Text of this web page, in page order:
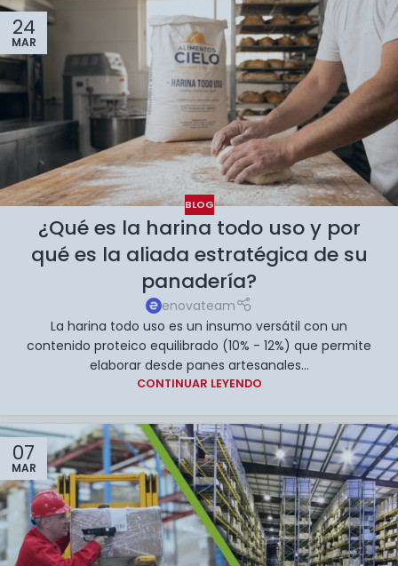
24
MAR
BLOG
¿Qué es la harina todo uso y por
qué es la aliada estratégica de su
panadería?
enovateam
La harina todo uso es un insumo versátil con un
contenido proteico equilibrado (10% - 12%) que permite
elaborar desde panes artesanales...
CONTINUAR LEYENDO
07
MAR